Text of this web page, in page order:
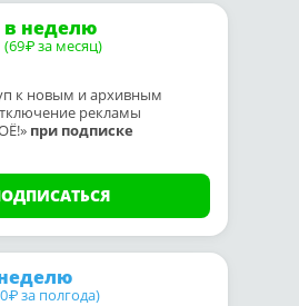
в неделю
(69₽ за месяц)
к новым и архивным
рекламы
при подписке
₽ за полгода)